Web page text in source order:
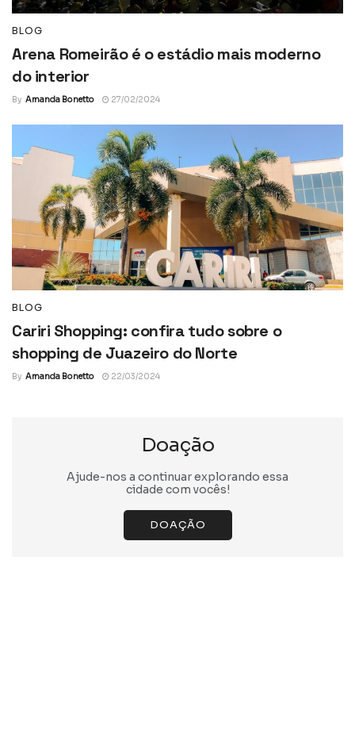
BLOG
Arena Romeirão é o estádio mais moderno
do interior
By Amanda Bonetto 27/02/2024
BLOG
Cariri Shopping: confira tudo sobre o
shopping de Juazeiro do Norte
By Amanda Bonetto 22/03/2024
Doação
Ajude-nos a continuar explorando essa
cidade com vocês!
DOAÇÃO